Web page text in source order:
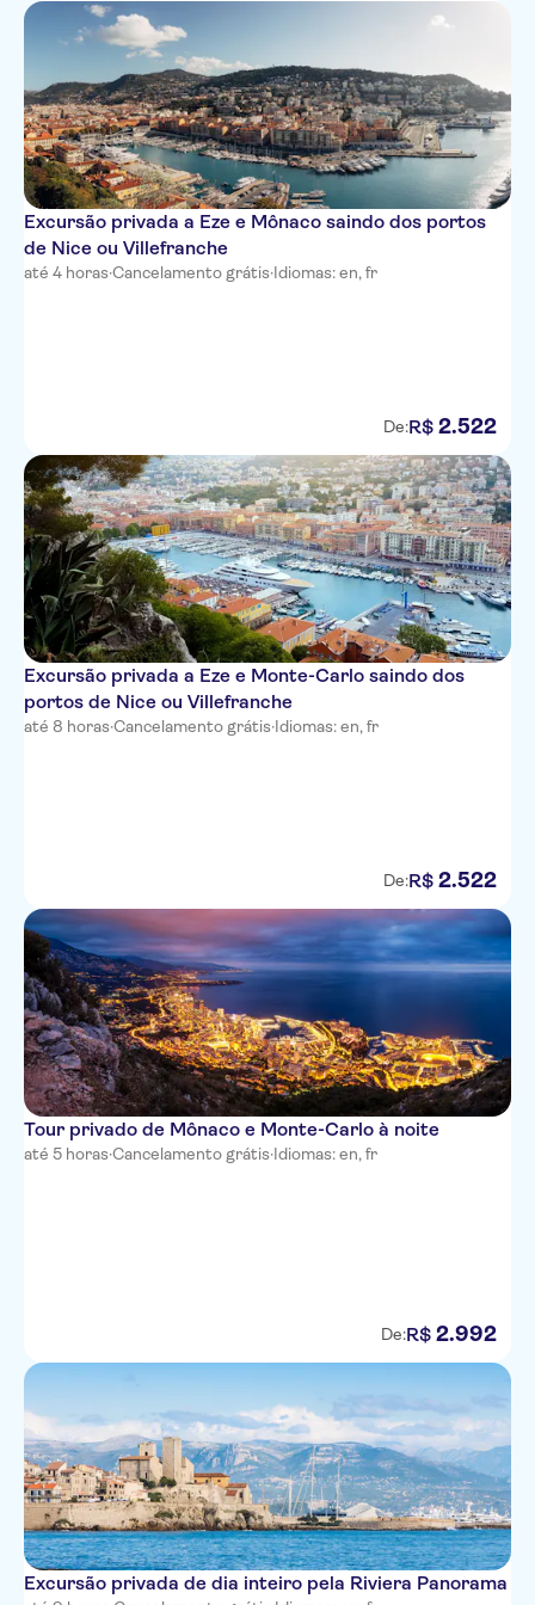
easyHotel Nice Palais des
Congres Vieux Nice
Le Meridien Nice
Nice Excelsior Hotel
Hotel de la Mer
Hotel Bristol
Hotel Villa La Tour
Anglais
Hotel Amaryllis
Residhome Nice Promenade
Villa Bougainville by
HappyCulture
Ibis Nice Centre Notre-Dame
Residence Nice Fleurs
Hyatt Regency Nice Palais de la
Mediterranee
Hotel Boreal
Best Western Alba Hotel
Hotel Suede
Hotel Beau Rivage
Westminster Hotel & Spa, BW
Premier Collection
Nice Hotel Congres
La Malmaison Nice Boutique
hotel
Excursão privada a Eze e Mônaco saindo dos portos
de Nice ou Villefranche
até 4 horas·Cancelamento grátis·Idiomas: en, fr
De:R$ 2.522
Excursão privada a Eze e Monte-Carlo saindo dos
portos de Nice ou Villefranche
até 8 horas·Cancelamento grátis·Idiomas: en, fr
De:R$ 2.522
Tour privado de Mônaco e Monte-Carlo à noite
até 5 horas·Cancelamento grátis·Idiomas: en, fr
De:R$ 2.992
Excursão privada de dia inteiro pela Riviera Panorama